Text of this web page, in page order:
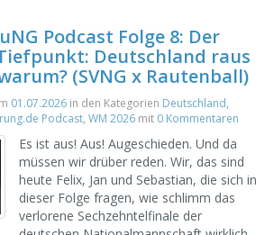
Podcast Folge 8: Der
Deutschland raus
(SVNG x Rautenball)
01.07.2026 in den Kategorien Deutschland,
Podcast, WM 2026 mit 0 Kommentaren
Es ist aus! Aus! Augeschieden. Und da
müssen wir drüber reden. Wir, das sind
heute Felix, Jan und Sebastian, die sich in
dieser Folge fragen, wie schlimm das
verlorene Sechzehntelfinale der